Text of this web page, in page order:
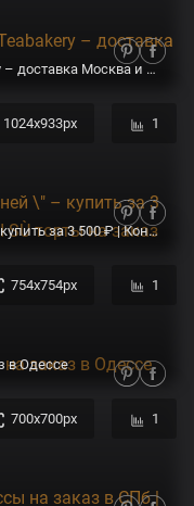
Купить Торт Принцессы/9044 • Teabakery – доставка Москва и МО
1024x933px 1
Дестский торт \"Принцессы дисней \" – купить за 3 500 ₽ | Кондитерская студия LU TI SÙ торты на заказ
754x754px 1
в Одессе
700x700px 1